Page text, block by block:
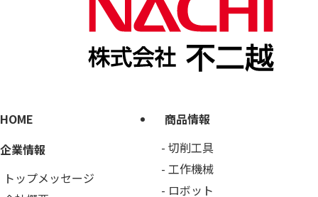
HOME
企業情報
トップメッセージ
商品情報
切削工具
工作機械
ロボット